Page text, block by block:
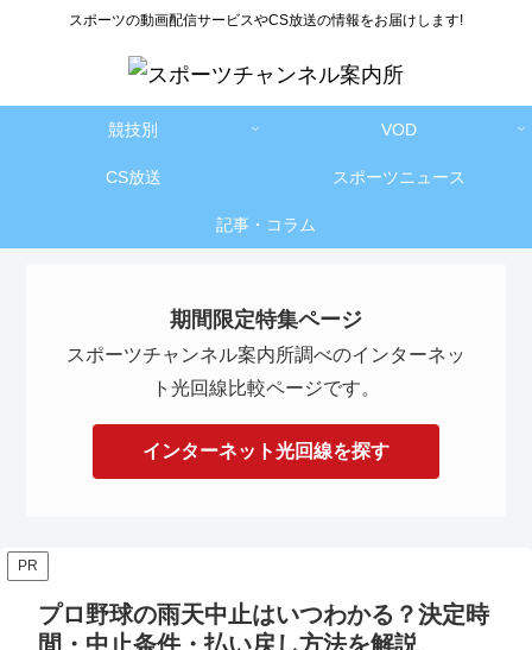
スポーツの動画配信サービスやCS放送の情報をお届けします!
競技別 VOD
CS放送 スポーツニュース
記事・コラム
期間限定特集ページ
スポーツチャンネル案内所調べのインターネッ
ト光回線比較ページです。
インターネット光回線を探す
PR
プロ野球の雨天中止はいつわかる？決定時
間・中止条件・払い戻し方法を解説